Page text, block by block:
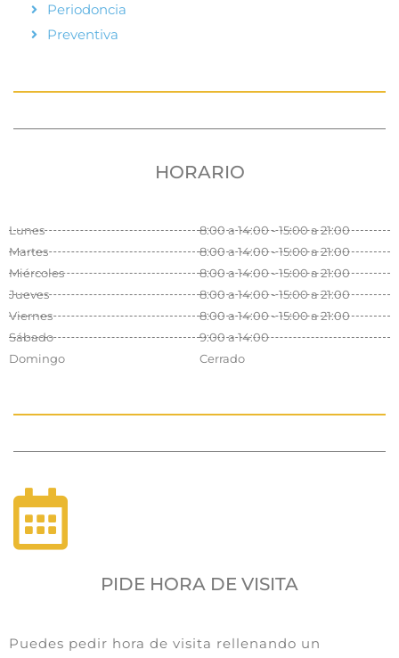
Periodoncia
Preventiva
HORARIO
Lunes
Martes
Miércoles
Jueves
Viernes
Sábado
Domingo
8:00 a 14:00 - 15:00 a 21:00
8:00 a 14:00 - 15:00 a 21:00
8:00 a 14:00 - 15:00 a 21:00
8:00 a 14:00 - 15:00 a 21:00
8:00 a 14:00 - 15:00 a 21:00
9:00 a 14:00
Cerrado
PIDE HORA DE VISITA
Puedes pedir hora de visita rellenando un